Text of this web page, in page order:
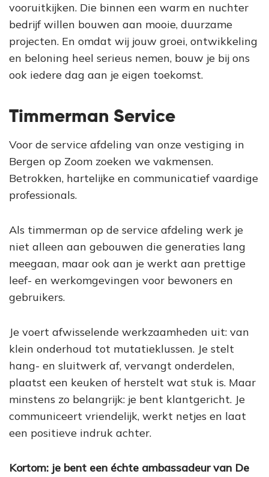
vooruitkijken. Die binnen een warm en nuchter
bedrijf willen bouwen aan mooie, duurzame
projecten. En omdat wij jouw groei, ontwikkeling
en beloning heel serieus nemen, bouw je bij ons
ook iedere dag aan je eigen toekomst.
Timmerman Service
Voor de service afdeling van onze vestiging in
Bergen op Zoom zoeken we vakmensen.
Betrokken, hartelijke en communicatief vaardige
professionals.
Als timmerman op de service afdeling werk je
niet alleen aan gebouwen die generaties lang
meegaan, maar ook aan je werkt aan prettige
leef- en werkomgevingen voor bewoners en
gebruikers.
Je voert afwisselende werkzaamheden uit: van
klein onderhoud tot mutatieklussen. Je stelt
hang- en sluitwerk af, vervangt onderdelen,
plaatst een keuken of herstelt wat stuk is. Maar
minstens zo belangrijk: je bent klantgericht. Je
communiceert vriendelijk, werkt netjes en laat
een positieve indruk achter.
Kortom: je bent een échte ambassadeur van De